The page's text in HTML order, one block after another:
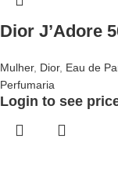
Dior J’Adore
Mulher, Dior, Eau de
Perfumaria
Login to see